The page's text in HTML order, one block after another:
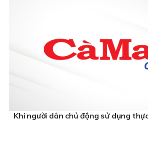
Khi người dân chủ động sử dụng